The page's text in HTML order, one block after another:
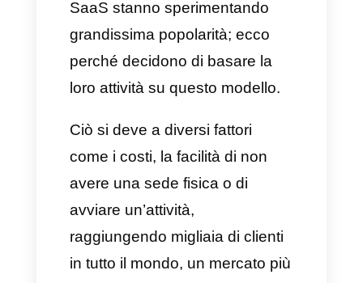
Quando parliamo di SaaS
parliamo automaticamente di
all’interno di un cloud a cui è
possibile accedere da qualsiasi
dispositivo senza doverlo
installare, ma solo con una
connessione Internet.